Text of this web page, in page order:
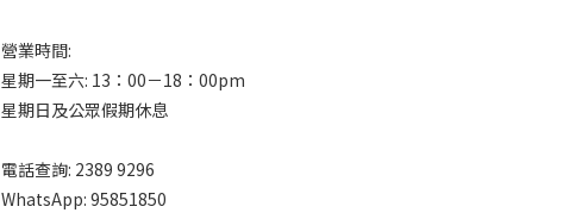
營業時間:
星期一至六: 13：00－18：00pm
星期日及公眾假期休息
電話查詢: 2389 9296
WhatsApp: 95851850